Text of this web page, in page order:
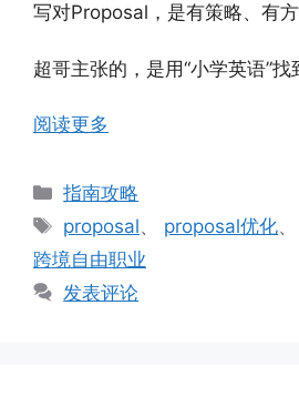
写对Proposal，是有策略、有方
超哥主张的，是用“小学英语”找
阅读更多
分
类
指南攻略
标
签
proposal、 proposal优化
跨境自由职业
发表评论